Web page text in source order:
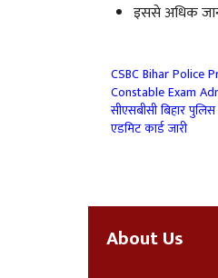
इससे अधिक
CSBC Bihar Police
Constable Exam
सीएसबीसी बिहार
एडमिट कार्ड जारी
About Us